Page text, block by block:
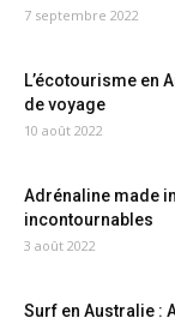
7 septembre 2022
L’écotourisme en
de voyage
10 août 2022
Adrénaline made
incontournables
3 août 2022
Surf en Australie :